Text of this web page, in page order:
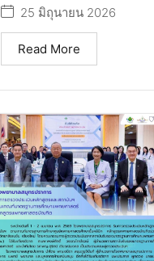
25 มิถุนายน 2026
Read More